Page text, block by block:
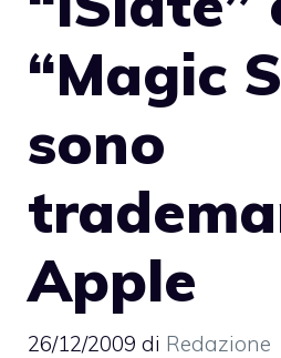
“Magic
sono
Apple
26/12/2009 di Redazione